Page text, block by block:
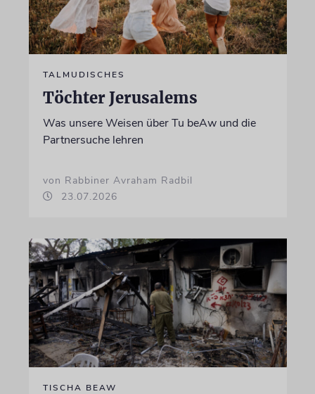
TALMUDISCHES
Töchter Jerusalems
Was unsere Weisen über Tu beAw und die
Partnersuche lehren
von Rabbiner Avraham Radbil
23.07.2026
TISCHA BEAW